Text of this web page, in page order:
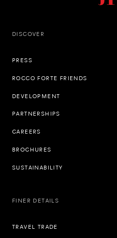
DISCOVER
PRESS
ROCCO FORTE FRIENDS
DEVELOPMENT
PARTNERSHIPS
CAREERS
BROCHURES
SUSTAINABILITY
FINER DETAILS
TRAVEL TRADE